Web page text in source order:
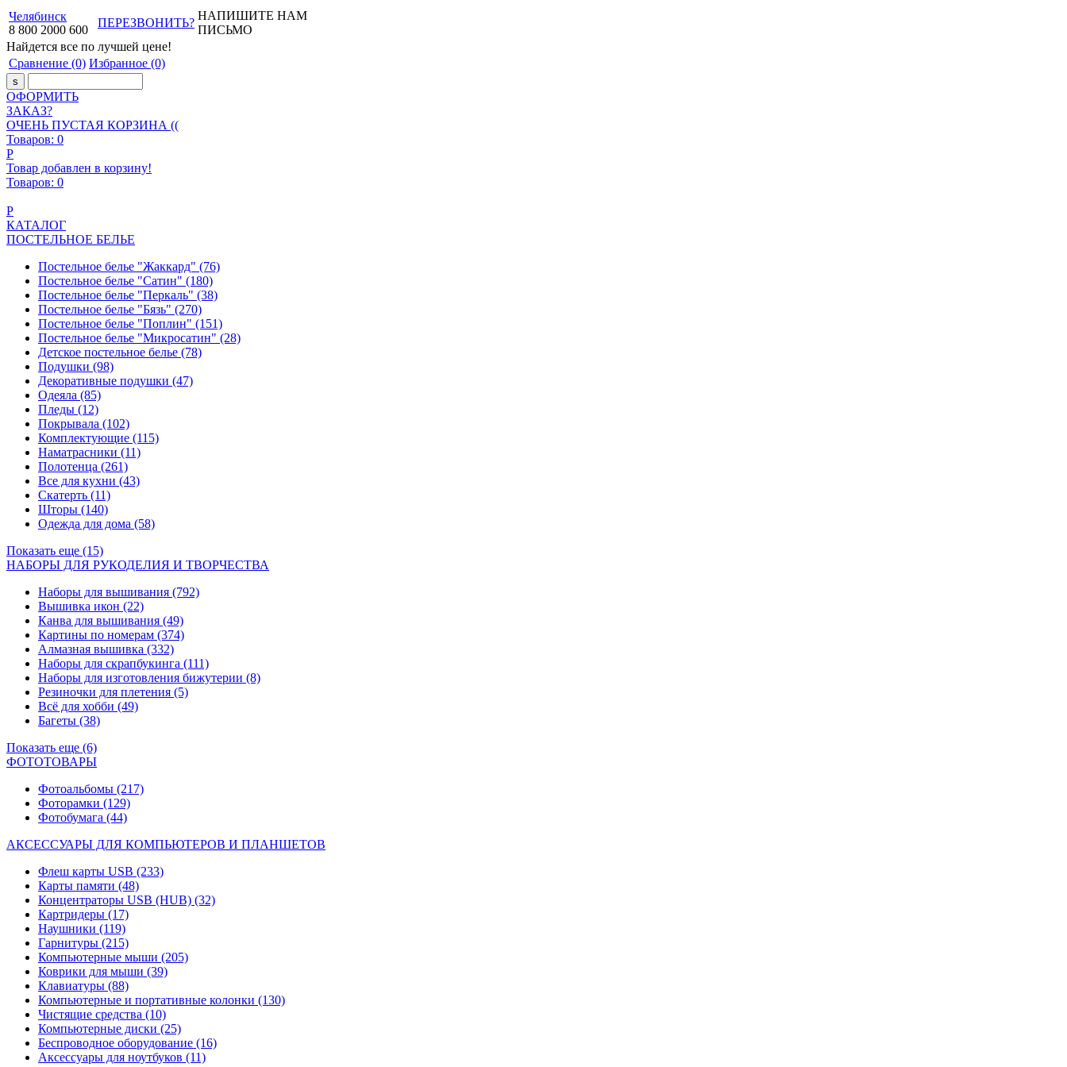
Челябинск
8 800 2000 600
ПЕРЕЗВОНИТЬ?
НАПИШИТЕ НАМ
ПИСЬМО
Найдется все по лучшей цене!
Сравнение (0) Избранное (0)
ОФОРМИТЬ
ЗАКАЗ?
ОЧЕНЬ ПУСТАЯ КОРЗИНА ((
Товаров: 0
Р
Товар добавлен в корзину!
Товаров: 0
Р
КАТАЛОГ
ПОСТЕЛЬНОЕ БЕЛЬЕ
Постельное белье "Жаккард" (76)
Постельное белье "Сатин" (180)
Постельное белье "Перкаль" (38)
Постельное белье "Бязь" (270)
Постельное белье "Поплин" (151)
Постельное белье "Микросатин" (28)
Детское постельное белье (78)
Подушки (98)
Декоративные подушки (47)
Одеяла (85)
Пледы (12)
Покрывала (102)
Комплектующие (115)
Наматрасники (11)
Полотенца (261)
Все для кухни (43)
Скатерть (11)
Шторы (140)
Одежда для дома (58)
Показать еще (15)
НАБОРЫ ДЛЯ РУКОДЕЛИЯ И ТВОРЧЕСТВА
Наборы для вышивания (792)
Вышивка икон (22)
Канва для вышивания (49)
Картины по номерам (374)
Алмазная вышивка (332)
Наборы для скрапбукинга (111)
Наборы для изготовления бижутерии (8)
Резиночки для плетения (5)
Всё для хобби (49)
Багеты (38)
Показать еще (6)
ФОТОТОВАРЫ
Фотоальбомы (217)
Фоторамки (129)
Фотобумага (44)
АКСЕССУАРЫ ДЛЯ КОМПЬЮТЕРОВ И ПЛАНШЕТОВ
Флеш карты USB (233)
Карты памяти (48)
Концентраторы USB (HUB) (32)
Картридеры (17)
Наушники (119)
Гарнитуры (215)
Компьютерные мыши (205)
Коврики для мыши (39)
Клавиатуры (88)
Компьютерные и портативные колонки (130)
Чистящие средства (10)
Компьютерные диски (25)
Беспроводное оборудование (16)
Аксессуары для ноутбуков (11)